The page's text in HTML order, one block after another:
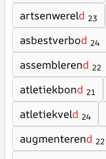
artsenwereld 23
asbestverbod 24
assemblerend 22
atletiekbond 21
atletiekveld 24
augmenterend 22